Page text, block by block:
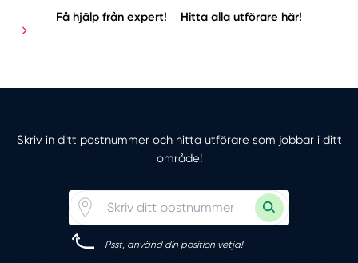
Få hjälp från expert! Hitta alla utförare här!
Skriv in ditt postnummer och hitta utförare som jobbar i ditt
område!
Psst, använd din position vetja!